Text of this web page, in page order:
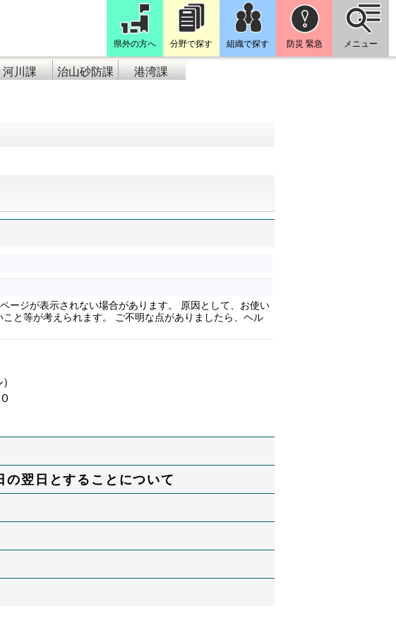
県外の方へ 分野で探す 組織で探す 防災 緊急 メニュー
河川課 治山砂防課 港湾課
ージが表示されない場合があります。 原因として、お使い
と等が考えられます。 ご不明な点がありましたら、ヘル
翌日とすることについて